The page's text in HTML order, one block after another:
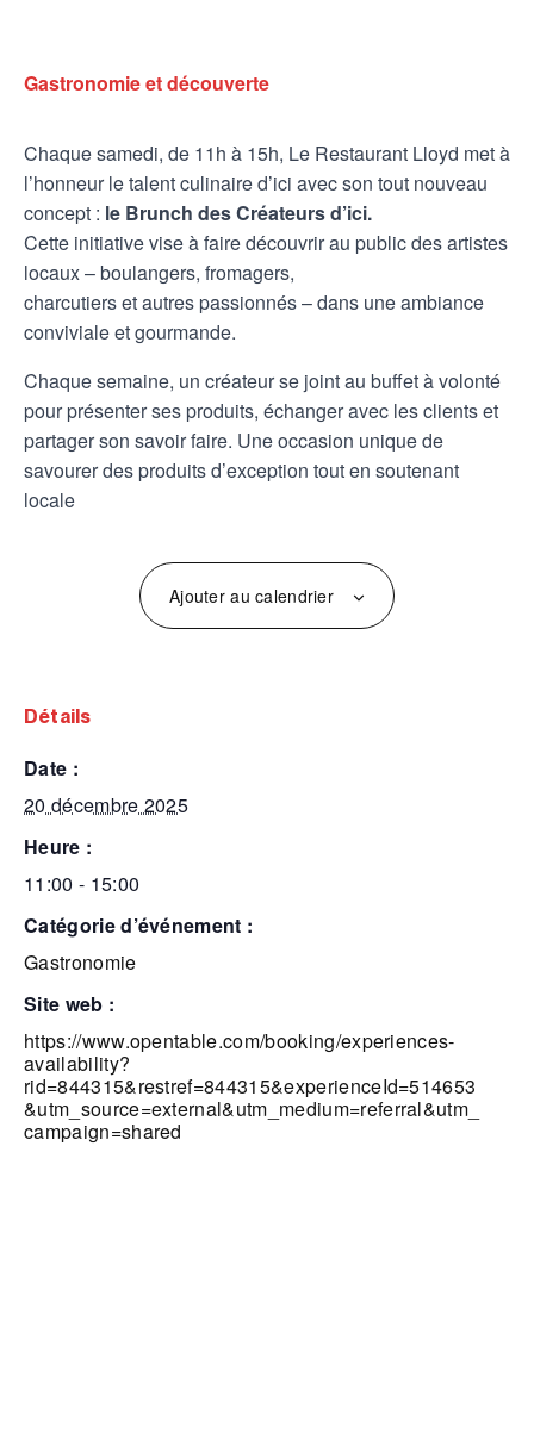
Gastronomie et découverte
Chaque samedi, de 11h à 15h, Le Restaurant Lloyd met à
l’honneur le talent culinaire d’ici avec son tout nouveau
concept : le Brunch des Créateurs d’ici.
Cette initiative vise à faire découvrir au public des artistes
locaux – boulangers, fromagers,
charcutiers et autres passionnés – dans une ambiance
conviviale et gourmande.
Chaque semaine, un créateur se joint au buffet à volonté
pour présenter ses produits, échanger avec les clients et
partager son savoir faire. Une occasion unique de
savourer des produits d’exception tout en soutenant
locale
Ajouter au calendrier
détails
date :
20 décembre 2025
heure :
11:00 - 15:00
catégorie d’événement :
Gastronomie
site web :
https://www.opentable.com/booking/experiences-
availability?
rid=844315&restref=844315&experienceId=514653
&utm_source=external&utm_medium=referral&utm_
campaign=shared